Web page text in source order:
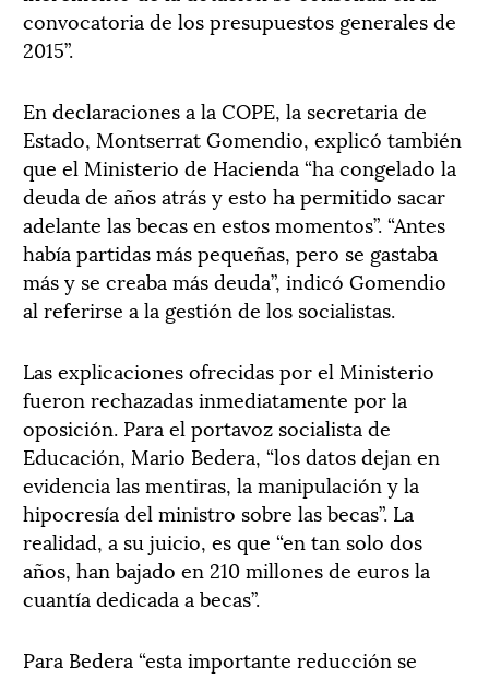
convocatoria de los presupuestos generales de
2015”.
En declaraciones a la COPE, la secretaria de
Estado, Montserrat Gomendio, explicó también
que el Ministerio de Hacienda “ha congelado la
deuda de años atrás y esto ha permitido sacar
adelante las becas en estos momentos”. “Antes
había partidas más pequeñas, pero se gastaba
más y se creaba más deuda”, indicó Gomendio
al referirse a la gestión de los socialistas.
Las explicaciones ofrecidas por el Ministerio
fueron rechazadas inmediatamente por la
oposición. Para el portavoz socialista de
Educación, Mario Bedera, “los datos dejan en
evidencia las mentiras, la manipulación y la
hipocresía del ministro sobre las becas”. La
realidad, a su juicio, es que “en tan solo dos
años, han bajado en 210 millones de euros la
cuantía dedicada a becas”.
Para Bedera “esta importante reducción se